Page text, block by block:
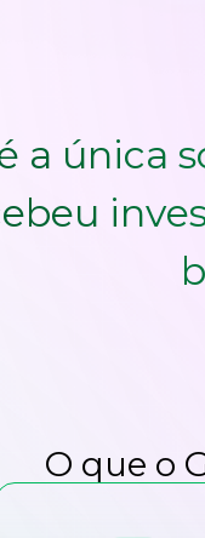
a única
O que o